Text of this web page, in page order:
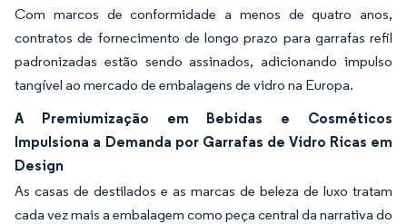
Com marcos de conformidade a menos de quatro anos,
contratos de fornecimento de longo prazo para garrafas refil
padronizadas estão sendo assinados, adicionando impulso
tangível ao mercado de embalagens de vidro na Europa.
A Premiumização em Bebidas e Cosméticos
Impulsiona a Demanda por Garrafas de Vidro Ricas em
Design
As casas de destilados e as marcas de beleza de luxo tratam
cada vez mais a embalagem como peça central da narrativa do